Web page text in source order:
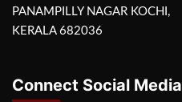
PANAMPILLY NAGAR KOCHI,
KERALA 682036
Connect Social Media